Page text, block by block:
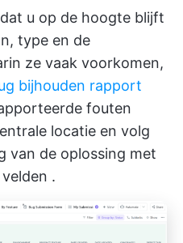
u op de hoogte blijft
type en de
ze vaak voorkomen,
bijhouden rapport
fouten
locatie en volg
van de oplossing met
.